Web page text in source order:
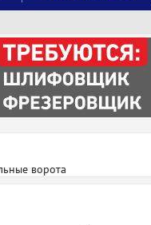
ворота